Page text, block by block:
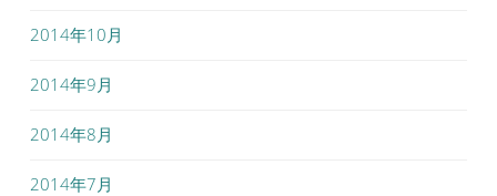
2014年10月
2014年9月
2014年8月
2014年7月